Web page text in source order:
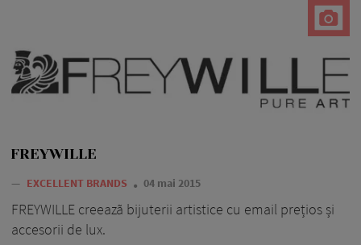
FREYWILLE
— EXCELLENT BRANDS 04 mai 2015
FREYWILLE creeazã bijuterii artistice cu email prețios și
accesorii de lux.